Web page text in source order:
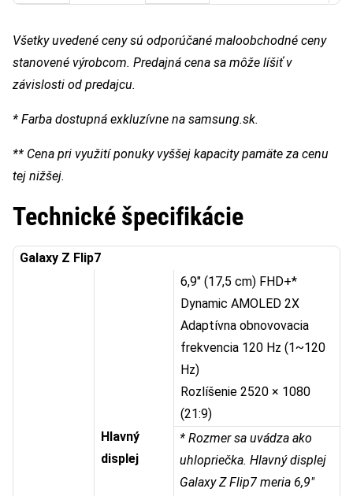
Všetky uvedené ceny sú odporúčané maloobchodné ceny
stanovené výrobcom. Predajná cena sa môže líšiť v
závislosti od predajcu.
* Farba dostupná exkluzívne na samsung.sk.
** Cena pri využití ponuky vyššej kapacity pamäte za cenu
tej nižšej.
Technické špecifikácie
​Galaxy Z Flip7
Hlavný
displej
6,9″ (17,5 cm) FHD+*
Dynamic AMOLED 2X
Adaptívna obnovovacia
frekvencia 120 Hz (1~120
Hz)
Rozlíšenie 2520 × 1080
(21:9)
* Rozmer sa uvádza ako
uhlopriečka. Hlavný displej
Galaxy Z Flip7 meria 6,9″